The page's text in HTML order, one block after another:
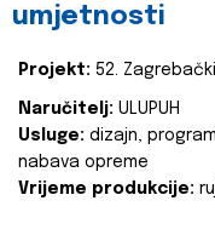
umjetnosti
Projekt: 52.
Naručitelj: ULUPUH
Usluge: dizajn,
nabava opreme
Vrijeme produkcije: